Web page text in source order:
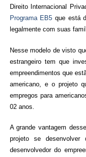
Direito Internacional
Programa EB5 que está
legalmente com suas
Nesse modelo de visto
estrangeiro tem que
empreendimentos que
americano, e o projeto
empregos para
02 anos.
A grande vantagem
projeto se desenvolver
desenvolvedor do